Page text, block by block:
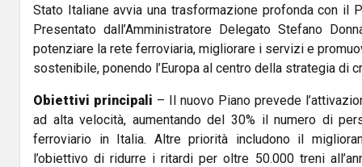
Stato Italiane avvia una trasformazione profonda con il
Presentato dall’Amministratore Delegato Stefano
potenziare la rete ferroviaria, migliorare i servizi e
sostenibile, ponendo l’Europa al centro della strategia di
Obiettivi principali – Il nuovo Piano prevede
ad alta velocità, aumentando del 30% il numero di
ferroviario in Italia. Altre priorità includono il
l’obiettivo di ridurre i ritardi per oltre 50.000 treni